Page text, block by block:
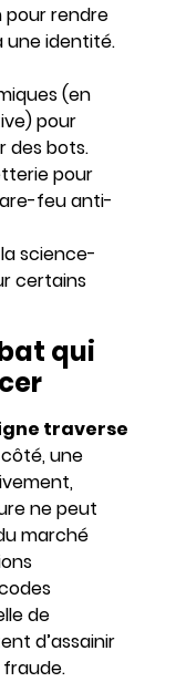
pour rendre
une identité.
(en
pour
des bots.
pour
feu anti-
science-
certains
qui
traverse
côté, une
ne peut
marché
de
d’assainir